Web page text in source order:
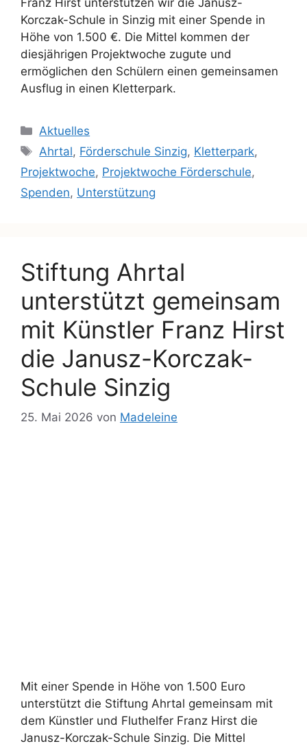
Korczak-Schule in Sinzig mit einer Spende in
Höhe von 1.500 €. Die Mittel kommen der
diesjährigen Projektwoche zugute und
ermöglichen den Schülern einen gemeinsamen
Ausflug in einen Kletterpark.
Aktuelles
Ahrtal, Förderschule Sinzig, Kletterpark,
Projektwoche, Projektwoche Förderschule,
Spenden, Unterstützung
Stiftung Ahrtal
unterstützt gemeinsam
mit Künstler Franz Hirst
die Janusz-Korczak-
Schule Sinzig
25. Mai 2026 von Madeleine
Mit einer Spende in Höhe von 1.500 Euro
unterstützt die Stiftung Ahrtal gemeinsam mit
dem Künstler und Fluthelfer Franz Hirst die
Janusz-Korczak-Schule Sinzig. Die Mittel